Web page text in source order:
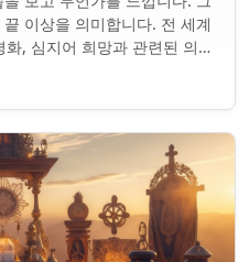
이상을 의미합니다. 전 세계
, 심지어 희망과 관련된 의미